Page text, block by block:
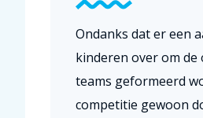
Ondanks dat er een
kinderen over om
teams geformeerd
competitie gewoon